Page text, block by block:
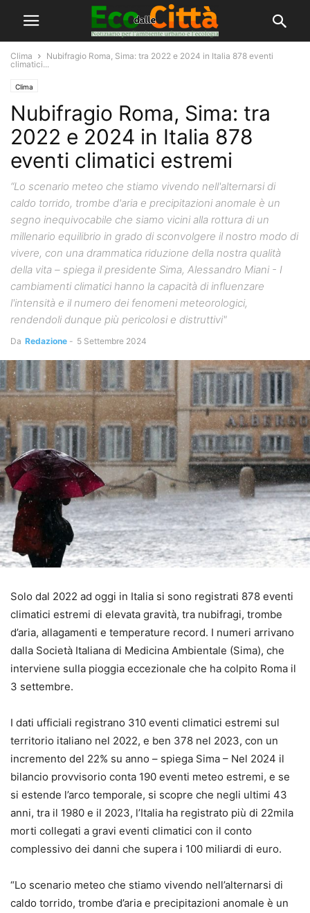
Clima
Nubifragio Roma, Sima: tra 2022 e 2024 in Italia 878 eventi
climatici...
Clima
Nubifragio Roma, Sima: tra
2022 e 2024 in Italia 878
eventi climatici estremi
“Lo scenario meteo che stiamo vivendo nell'alternarsi di
caldo torrido, trombe d'aria e precipitazioni anomale è un
segno inequivocabile che siamo vicini alla rottura di un
millenario equilibrio in grado di sconvolgere il nostro modo di
vivere, con una drammatica riduzione della nostra qualità
della vita – spiega il presidente Sima, Alessandro Miani - I
cambiamenti climatici hanno la capacità di influenzare
l'intensità e il numero dei fenomeni meteorologici,
rendendoli dunque più pericolosi e distruttivi"
Da Redazione - 5 Settembre 2024
Solo dal 2022 ad oggi in Italia si sono registrati 878 eventi
climatici estremi di elevata gravità, tra nubifragi, trombe
d’aria, allagamenti e temperature record. I numeri arrivano
dalla Società Italiana di Medicina Ambientale (Sima), che
interviene sulla pioggia eccezionale che ha colpito Roma il
3 settembre.
I dati ufficiali registrano 310 eventi climatici estremi sul
territorio italiano nel 2022, e ben 378 nel 2023, con un
incremento del 22% su anno – spiega Sima – Nel 2024 il
bilancio provvisorio conta 190 eventi meteo estremi, e se
si estende l’arco temporale, si scopre che negli ultimi 43
anni, tra il 1980 e il 2023, l’Italia ha registrato più di 22mila
morti collegati a gravi eventi climatici con il conto
complessivo dei danni che supera i 100 miliardi di euro.
“Lo scenario meteo che stiamo vivendo nell’alternarsi di
caldo torrido, trombe d’aria e precipitazioni anomale è un